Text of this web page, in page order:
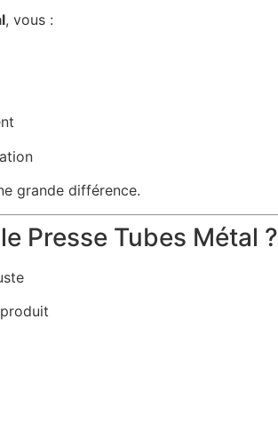
, vous :
grande différence.
Presse Tubes Métal ?